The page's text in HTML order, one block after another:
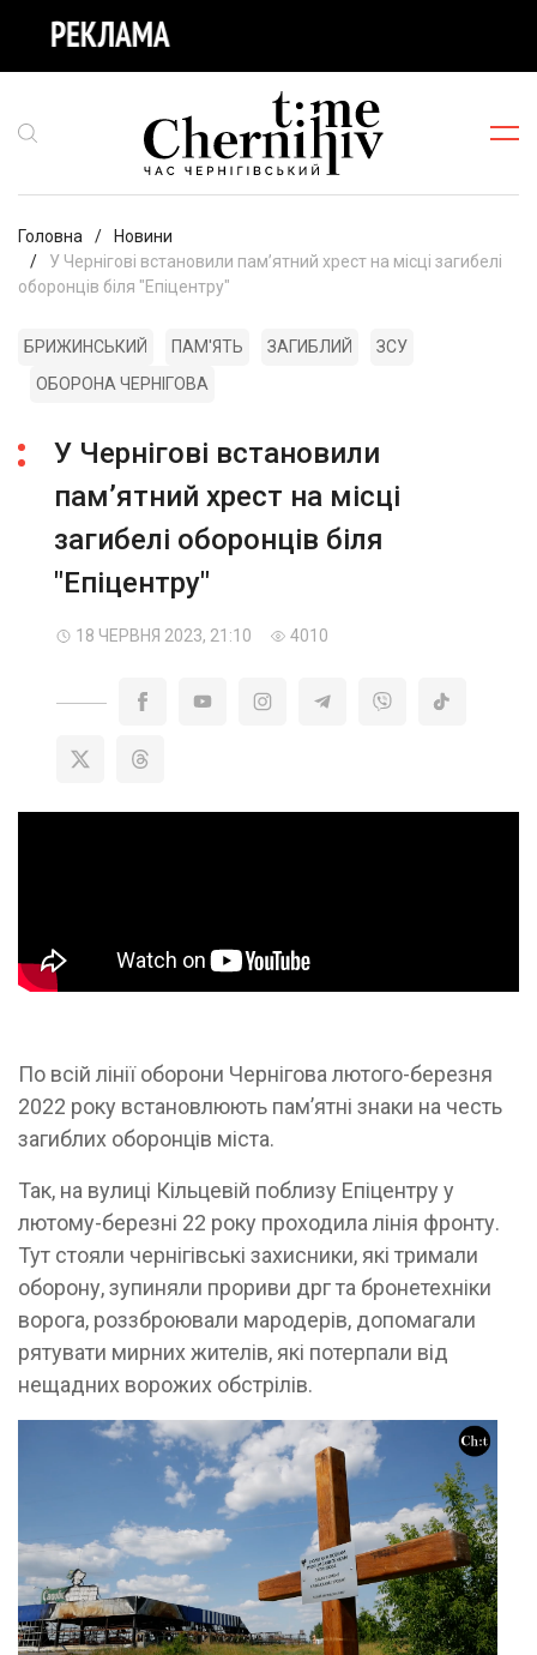
Головна
Новини
У Чернігові встановили памʼятний хрест на місці загибелі
оборонців біля "Епіцентру"
БРИЖИНСЬКИЙ ПАМ'ЯТЬ ЗАГИБЛИЙ
ЗСУ
ОБОРОНА ЧЕРНІГОВА
У Чернігові встановили
памʼятний хрест на місці
загибелі оборонців біля
"Епіцентру"
18 ЧЕРВНЯ 2023, 21:10 4010
По всій лінії оборони Чернігова лютого-березня
2022 року встановлюють пам’ятні знаки на честь
загиблих оборонців міста.
Так, на вулиці Кільцевій поблизу Епіцентру у
лютому-березні 22 року проходила лінія фронту.
Тут стояли чернігівські захисники, які тримали
оборону, зупиняли прориви дрг та бронетехніки
ворога, роззброювали мародерів, допомагали
рятувати мирних жителів, які потерпали від
нещадних ворожих обстрілів.